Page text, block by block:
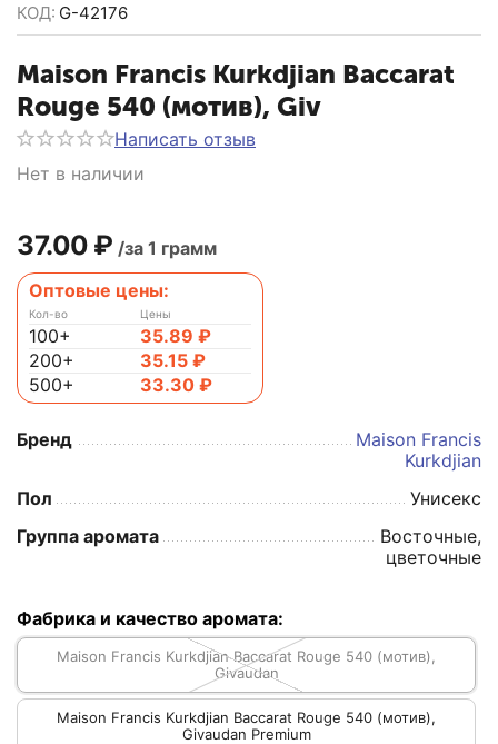
КОД: G-42176
Maison Francis Kurkdjian Baccarat
Rouge 540 (мотив), Giv
Написать отзыв
Нет в наличии
37.00 ₽ /за 1 грамм
Оптовые цены:
Кол-во
100+
200+
500+
Цены
35.89 ₽
35.15 ₽
33.30 ₽
Бренд
Maison Francis
Kurkdjian
Пол
Унисекс
Группа аромата
Восточные,
цветочные
Фабрика и качество аромата:
Maison Francis Kurkdjian Baccarat Rouge 540 (мотив),
Givaudan
Maison Francis Kurkdjian Baccarat Rouge 540 (мотив),
Givaudan Premium